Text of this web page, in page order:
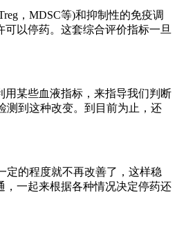
，MDSC等)和抑制性的免疫调
以停药。这套综合评价指标一旦
某些血液指标，来指导我们判断
测到这种改变。到目前为止，还
定的程度就不再改善了，这样稳
一起来根据各种情况决定停药还